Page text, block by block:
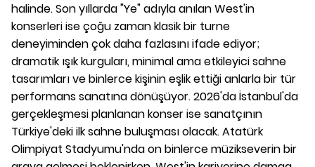
halinde. Son yıllarda "Ye" adıyla anılan West'in
konserleri ise çoğu zaman klasik bir turne
deneyiminden çok daha fazlasını ifade ediyor;
dramatik ışık kurguları, minimal ama etkileyici sahne
tasarımları ve binlerce kişinin eşlik ettiği anlarla bir tür
performans sanatına dönüşüyor. 2026'da İstanbul'da
gerçekleşmesi planlanan konser ise sanatçının
Türkiye'deki ilk sahne buluşması olacak. Atatürk
Olimpiyat Stadyumu'nda on binlerce müzikseverin bir